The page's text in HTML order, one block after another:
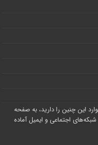
این چنین را دارید، به صفحه
اجتماعی و ایمیل آماده